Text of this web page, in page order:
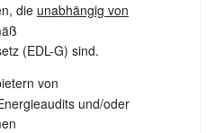
die unabhängig von
(EDL-G) sind.
von
und/oder